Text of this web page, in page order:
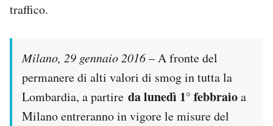
traffico.
Milano, 29 gennaio 2016– A fronte del
permanere di alti valori di smog in tutta la
Lombardia, a partire da lunedì 1° febbraioa
Milano entreranno in vigore le misure del